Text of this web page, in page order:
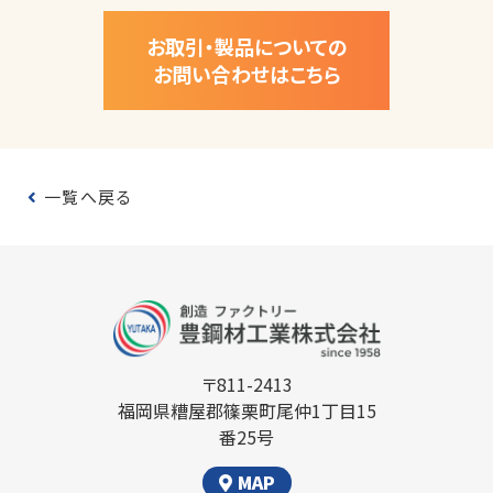
お取引・製品についての
お問い合わせはこちら
一覧へ戻る
〒811-2413
福岡県糟屋郡篠栗町尾仲1丁目15
番25号
MAP